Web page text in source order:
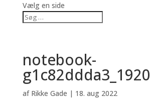
Vælg en side
notebook-
g1c82ddda3_1920
af Rikke Gade | 18. aug 2022